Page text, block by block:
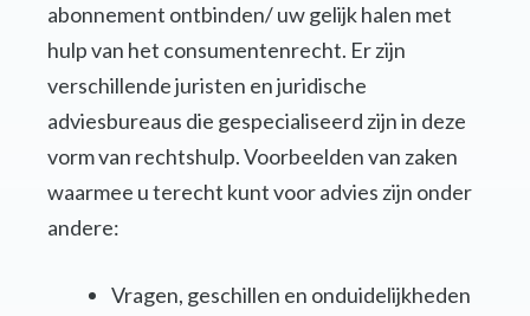
abonnement ontbinden/ uw gelijk halen met
hulp van het consumentenrecht. Er zijn
verschillende juristen en juridische
adviesbureaus die gespecialiseerd zijn in deze
vorm van rechtshulp. Voorbeelden van zaken
waarmee u terecht kunt voor advies zijn onder
andere:
Vragen, geschillen en onduidelijkheden